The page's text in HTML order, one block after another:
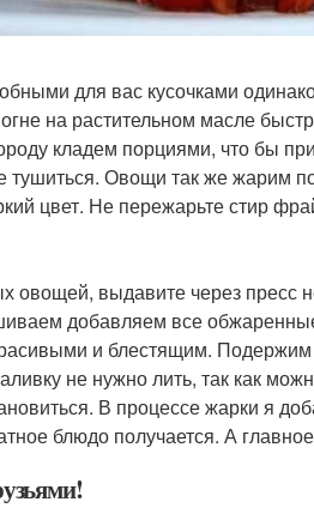
для вас кусочками
на растительном масле
кладем порциями, что бы
тушиться. Овощи так же жарим
цвет. Не пережарьте стир
выдавите через пресс
добавляем все
и блестящим.
не нужно лить, так как
В процессе жарки я
блюдо получается. А